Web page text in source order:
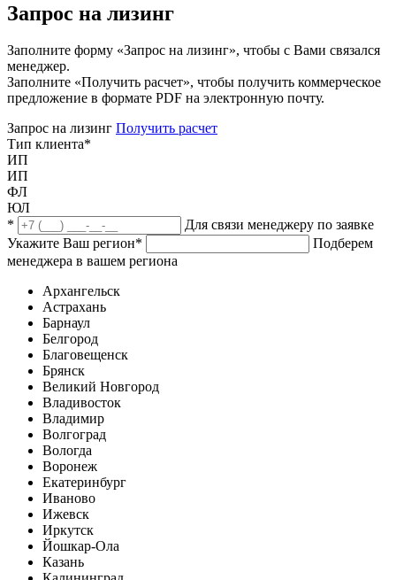
Запрос на лизинг
Заполните форму «Запрос на лизинг», чтобы с Вами связался
менеджер.
Заполните «Получить расчет», чтобы получить коммерческое
предложение в формате PDF на электронную почту.
Запрос на лизинг Получить расчет
Тип клиента*
ИП
ИП
ФЛ
ЮЛ
*
Для связи менеджеру по заявке
Укажите Ваш регион*
Подберем
менеджера в вашем региона
Архангельск
Астрахань
Барнаул
Белгород
Благовещенск
Брянск
Великий Новгород
Владивосток
Владимир
Волгоград
Вологда
Воронеж
Екатеринбург
Иваново
Ижевск
Иркутск
Йошкар-Ола
Казань